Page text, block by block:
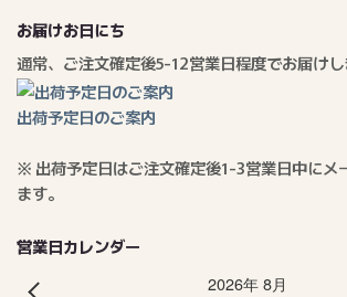
お届けお日にち
通常、ご注文確定後5-12営業日程度でお届けし
出荷予定日のご案内
※ 出荷予定日はご注文確定後1-3営業日中にメ
ます。
営業日カレンダー
2026年 8月